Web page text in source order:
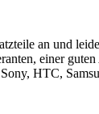
an und
einer
HTC,